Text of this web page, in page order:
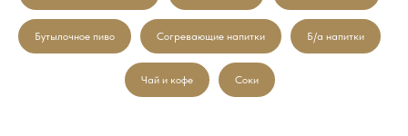
Бутылочное пиво Согревающие напитки Б/а напитки
Чай и кофе Соки